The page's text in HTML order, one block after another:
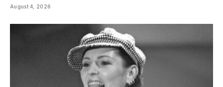
August 4, 2026